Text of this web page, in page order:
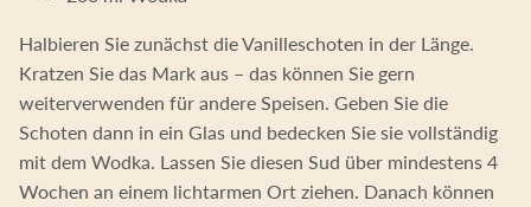
Halbieren Sie zunächst die Vanilleschoten in der Länge.
Kratzen Sie das Mark aus – das können Sie gern
weiterverwenden für andere Speisen. Geben Sie die
Schoten dann in ein Glas und bedecken Sie sie vollständig
mit dem Wodka. Lassen Sie diesen Sud über mindestens 4
Wochen an einem lichtarmen Ort ziehen. Danach können